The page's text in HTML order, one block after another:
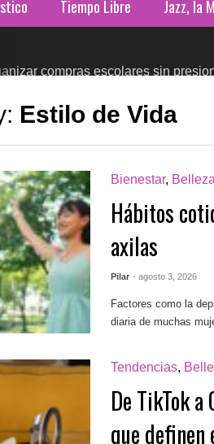
Tiempo Libre Jazz, la
escolares sin presionar el
Estilo de Vida
Bienestar, Belleza
Hábitos
axilas
Pilar - agosto 3, 2026
Factores como la
diaria de muchas
Tendencias,
De TikTok
que definen